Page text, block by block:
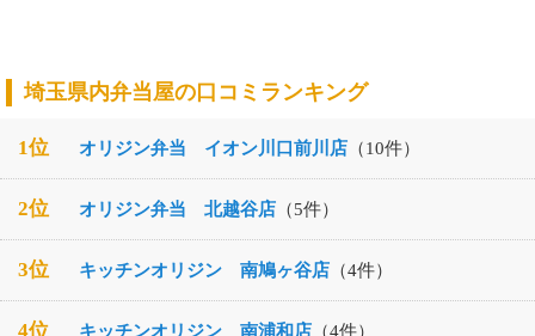
埼玉県内弁当屋の口コミランキング
1位 オリジン弁当 イオン川口前川店 （10件）
2位 オリジン弁当 北越谷店 （5件）
3位 キッチンオリジン 南鳩ヶ谷店 （4件）
4位 キッチンオリジン 南浦和店 （4件）